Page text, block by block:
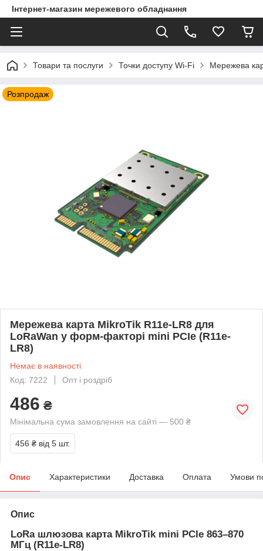
Інтернет-магазин мережевого обладнання
Товари та послуги Точки доступу Wi-Fi Мережева
Розпродаж
Мережева карта MikroTik R11e-LR8 для
LoRaWan у форм-факторі mini PCIe (R11e-
LR8)
Немає в наявності
Код: 7222
Опт і роздріб
486 ₴
Мінімальна сума замовлення на сайті — 500 ₴
456 ₴ від 5 шт.
Опис Характеристики Доставка Оплата Умови
Опис
LoRa шлюзова карта MikroTik mini PCIe 863–870
МГц (R11e-LR8)